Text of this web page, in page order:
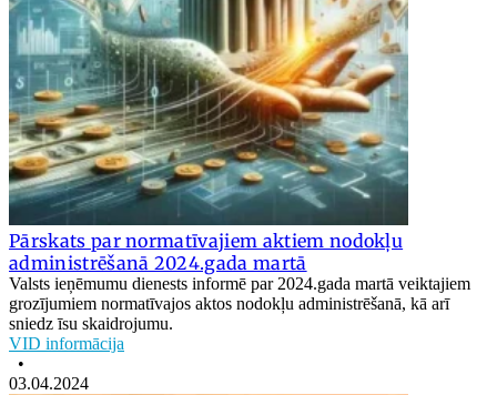
Pārskats par normatīvajiem aktiem nodokļu
administrēšanā 2024.gada martā
Valsts ieņēmumu dienests informē par 2024.gada martā veiktajiem
grozījumiem normatīvajos aktos nodokļu administrēšanā, kā arī
sniedz īsu skaidrojumu.
VID informācija
•
03.04.2024